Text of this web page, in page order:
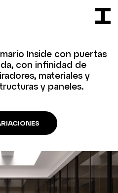
Inside con puertas
con infinidad de
materiales y
y paneles.